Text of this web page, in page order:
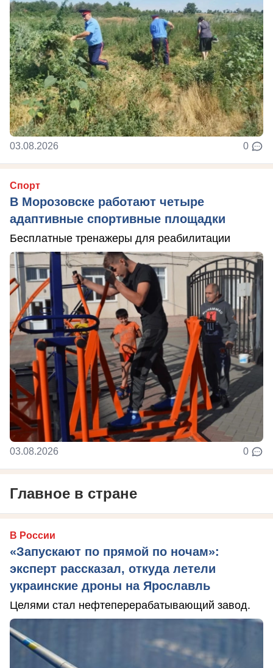
03.08.2026 0
Спорт
В Морозовске работают четыре
адаптивные спортивные площадки
Бесплатные тренажеры для реабилитации
03.08.2026 0
Главное в стране
В России
«Запускают по прямой по ночам»:
эксперт рассказал, откуда летели
украинские дроны на Ярославль
Целями стал нефтеперерабатывающий завод.